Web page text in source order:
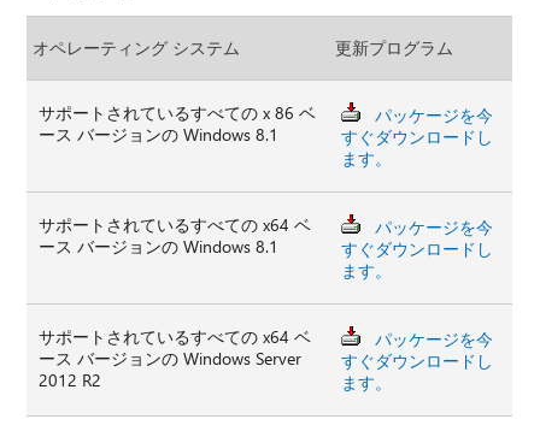
オペレーティング システム 更新プログラム
サポートされているすべての x 86 ベ
ース バージョンの Windows 8.1
パッケージを今
すぐダウンロードし
ます。
サポートされているすべての x64 ベ
ース バージョンの Windows 8.1
パッケージを今
すぐダウンロードし
ます。
サポートされているすべての x64 ベ
ース バージョンの Windows Server
2012 R2
パッケージを今
すぐダウンロードし
ます。